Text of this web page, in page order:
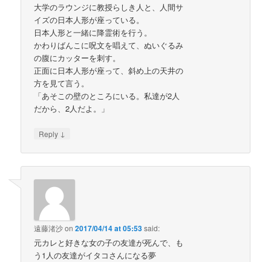
大学のラウンジに教授らしき人と、人間サ
イズの日本人形が座っている。
日本人形と一緒に降霊術を行う。
かわりばんこに呪文を唱えて、ぬいぐるみ
の腹にカッターを刺す。
正面に日本人形が座って、斜め上の天井の
方を見て言う。
「あそこの壁のところにいる。私達が2人
だから、2人だよ。」
Reply ↓
遠藤渚沙on2017/04/14 at 05:53said:
元カレと好きな女の子の友達が死んで、も
う1人の友達がイタコさんになる夢